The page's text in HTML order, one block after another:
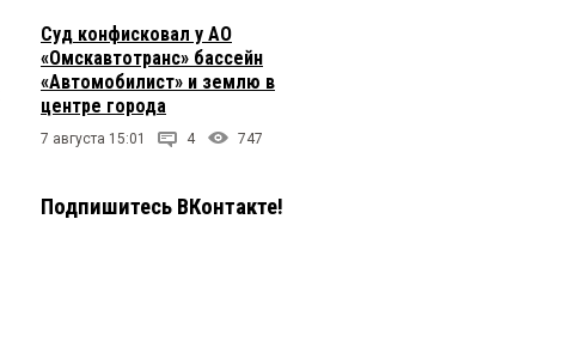
Суд конфисковал у АО
«Омскавтотранс» бассейн
«Автомобилист» и землю в
центре города
7 августа 15:01 4 747
Подпишитесь ВКонтакте!